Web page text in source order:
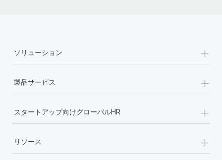
ソリューション +
製品サービス +
スタートアップ向けグローバルHR +
リソース +